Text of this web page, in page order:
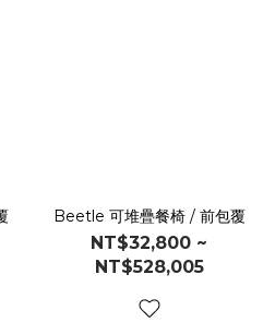
Beetle 可堆疊餐椅 / 前包覆
NT$32,800 ~
NT$528,005